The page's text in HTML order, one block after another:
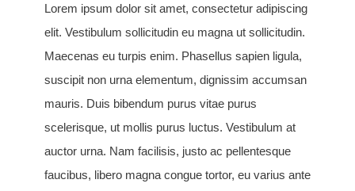
Lorem ipsum dolor sit amet, consectetur adipiscing
elit. Vestibulum sollicitudin eu magna ut sollicitudin.
Maecenas eu turpis enim. Phasellus sapien ligula,
suscipit non urna elementum, dignissim accumsan
mauris. Duis bibendum purus vitae purus
scelerisque, ut mollis purus luctus. Vestibulum at
auctor urna. Nam facilisis, justo ac pellentesque
faucibus, libero magna congue tortor, eu varius ante